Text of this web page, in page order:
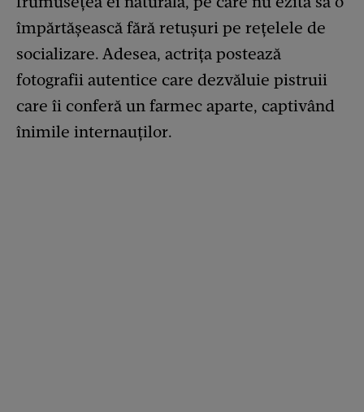
împărtășească fără retușuri pe rețelele de
socializare. Adesea, actrița postează
fotografii autentice care dezvăluie pistruii
care îi conferă un farmec aparte, captivând
înimile internauților.